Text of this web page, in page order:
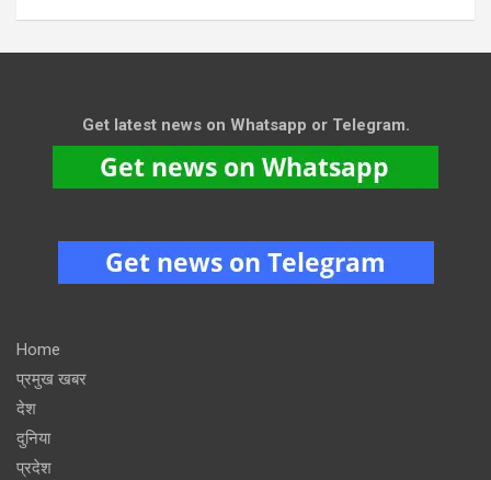
Get latest news on Whatsapp or Telegram.
Home
प्रमुख खबर
देश
दुनिया
प्रदेश